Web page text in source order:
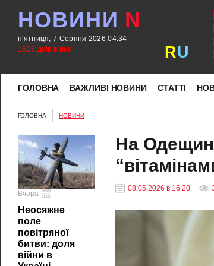
НОВИНИ N
п'ятниця, 7 Серпня 2026 04:34
1626 днів війни
RU
ГОЛОВНА ВАЖЛИВІ НОВИНИ СТАТТІ
ГОЛОВНА НОВИНИ
Вчора
Неосяжне
поле
повітряної
битви: доля
війни в
На
08.05.2026 в 16:20